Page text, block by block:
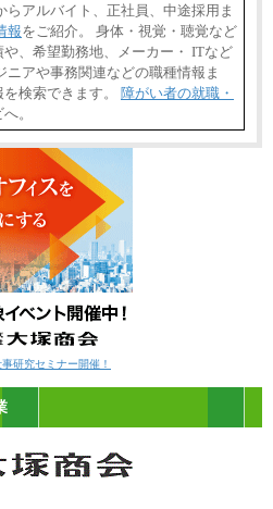
らアルバイト、正社員、中途採用ま
報をご紹介。 身体・視覚・聴覚など
、希望勤務地、メーカー・ ITなど
アや事務関連などの職種情報ま
検索できます。 障がい者の就職・
。
事研究セミナー開催！